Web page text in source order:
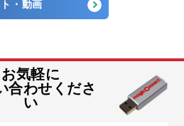
・動画
お気軽に
合わせくださ
い